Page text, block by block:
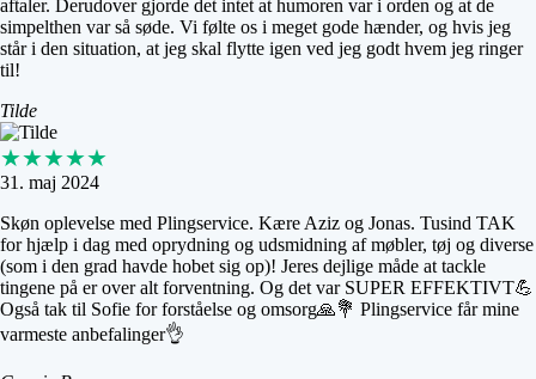
aftaler. Derudover gjorde det intet at humoren var i orden og at de
simpelthen var så søde. Vi følte os i meget gode hænder, og hvis jeg
står i den situation, at jeg skal flytte igen ved jeg godt hvem jeg ringer
til!
Tilde
★★★★★
31. maj 2024
Skøn oplevelse med Plingservice. Kære Aziz og Jonas. Tusind TAK
for hjælp i dag med oprydning og udsmidning af møbler, tøj og diverse
(som i den grad havde hobet sig op)! Jeres dejlige måde at tackle
tingene på er over alt forventning. Og det var SUPER EFFEKTIVT💪
Også tak til Sofie for forståelse og omsorg🙏💐 Plingservice får mine
varmeste anbefalinger👌